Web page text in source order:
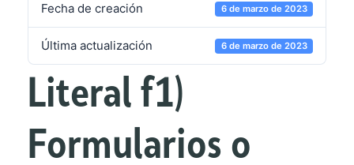
Fecha de creación 6 de marzo de 2023
Última actualización 6 de marzo de 2023
Literal f1)
Formularios o